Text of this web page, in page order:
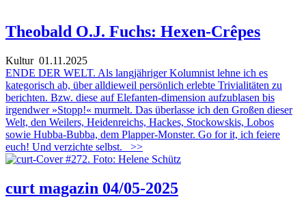
Theobald O.J. Fuchs: Hexen-Crêpes
Kultur01.11.2025
ENDE DER WELT. Als langjähriger Kolumnist lehne ich es
kategorisch ab, über alldieweil persönlich erlebte Trivialitäten zu
berichten. Bzw. diese auf Elefanten-dimension aufzublasen bis
irgendwer »Stopp!« murmelt. Das überlasse ich den Großen dieser
Welt, den Weilers, Heidenreichs, Hackes, Stockowskis, Lobos
sowie Hubba-Bubba, dem Plapper-Monster. Go for it, ich feiere
euch! Und verzichte selbst.
>>
curt magazin 04/05-2025